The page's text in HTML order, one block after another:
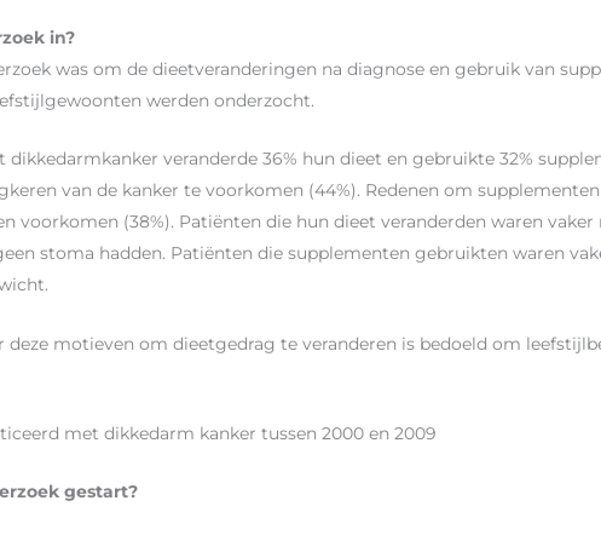
in?
was om de dieetveranderingen na diagnose en gebruik van
werden onderzocht.
dikkedarmkanker veranderde 36% hun dieet en gebruikte 32%
van de kanker te voorkomen (44%). Redenen om
voorkomen (38%). Patiënten die hun dieet veranderden waren
stoma hadden. Patiënten die supplementen gebruikten waren
deze motieven om dieetgedrag te veranderen is bedoeld om
met dikkedarm kanker tussen 2000 en 2009
gestart?